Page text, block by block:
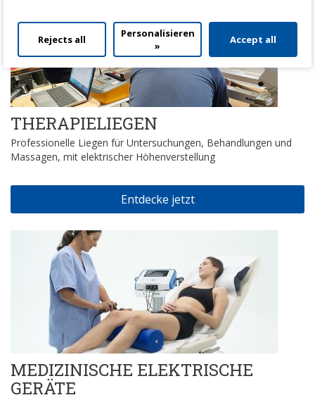
THERAPIELIEGEN
Professionelle Liegen für Untersuchungen, Behandlungen und
Massagen, mit elektrischer Höhenverstellung
Entdecke jetzt
MEDIZINISCHE ELEKTRISCHE
GERÄTE
Rejects all
Personalisieren
»
Accept all